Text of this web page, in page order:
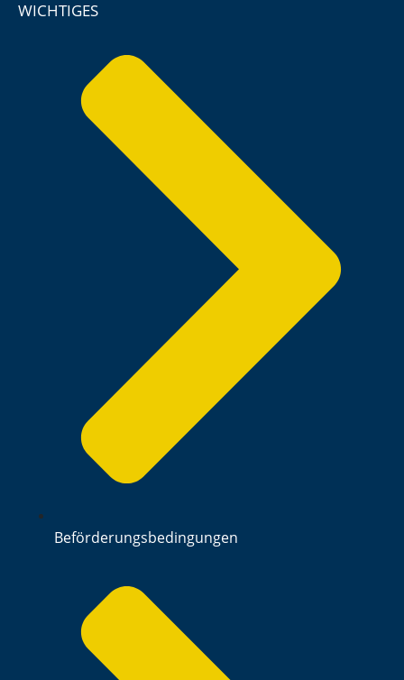
WICHTIGES
Beförderungsbedingungen